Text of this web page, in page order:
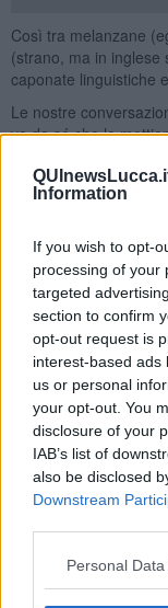
Information
If you wish to opt-
processing of your
targeted
section to confirm
opt-out request is
interest-based ads
us or personal
your opt-out. You
disclosure of your
IAB’s list of
also be disclosed
Downstream
Personal
Così tra melanzane
(strano, ma in inglese
caponate linguistiche
Le nostre
va da sé che le
è arrivata con il suo
noto “banana bread”
lingue... quindi
Pertanto, vi renderò
questa volta la
italiano, nel mio sito
https://
Ingredients
2 large
2 cups all-
2 tsp baking
1 1/2 tsp
3/4 tsp
3/4 tsp salt
1/2 cup olive
1/2 cup plain